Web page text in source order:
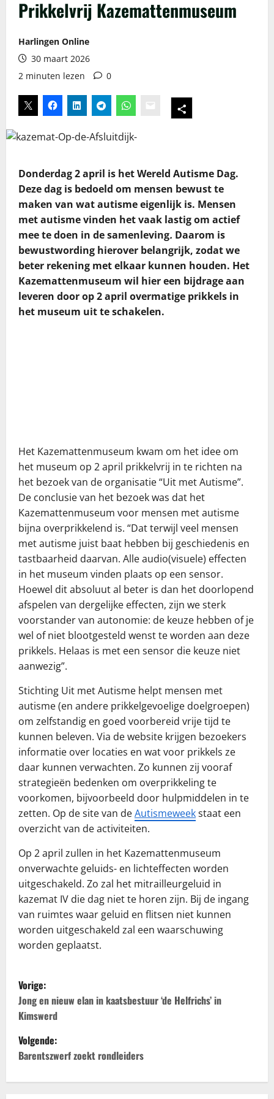
Prikkelvrij Kazemattenmuseum
Harlingen Online
30 maart 2026
2 minuten lezen
0
Donderdag 2 april is het Wereld Autisme Dag.
Deze dag is bedoeld om mensen bewust te
maken van wat autisme eigenlijk is. Mensen
met autisme vinden het vaak lastig om actief
mee te doen in de samenleving. Daarom is
bewustwording hierover belangrijk, zodat we
beter rekening met elkaar kunnen houden. Het
Kazemattenmuseum wil hier een bijdrage aan
leveren door op 2 april overmatige prikkels in
het museum uit te schakelen.
Het Kazemattenmuseum kwam om het idee om
het museum op 2 april prikkelvrij in te richten na
het bezoek van de organisatie “Uit met Autisme”.
De conclusie van het bezoek was dat het
Kazemattenmuseum voor mensen met autisme
bijna overprikkelend is. “Dat terwijl veel mensen
met autisme juist baat hebben bij geschiedenis en
tastbaarheid daarvan. Alle audio(visuele) effecten
in het museum vinden plaats op een sensor.
Hoewel dit absoluut al beter is dan het doorlopend
afspelen van dergelijke effecten, zijn we sterk
voorstander van autonomie: de keuze hebben of je
wel of niet blootgesteld wenst te worden aan deze
prikkels. Helaas is met een sensor die keuze niet
aanwezig”.
Stichting Uit met Autisme helpt mensen met
autisme (en andere prikkelgevoelige doelgroepen)
om zelfstandig en goed voorbereid vrije tijd te
kunnen beleven. Via de website krijgen bezoekers
informatie over locaties en wat voor prikkels ze
daar kunnen verwachten. Zo kunnen zij vooraf
strategieën bedenken om overprikkeling te
voorkomen, bijvoorbeeld door hulpmiddelen in te
zetten. Op de site van deAutismeweekstaat een
overzicht van de activiteiten.
Op 2 april zullen in het Kazemattenmuseum
onverwachte geluids- en lichteffecten worden
uitgeschakeld. Zo zal het mitrailleurgeluid in
kazemat IV die dag niet te horen zijn. Bij de ingang
van ruimtes waar geluid en flitsen niet kunnen
worden uitgeschakeld zal een waarschuwing
worden geplaatst.
B
e
r
i
c
Vorige:
Jong en nieuw elan in kaatsbestuur ‘de Helfrichs’ in
Kimswerd
Volgende:
Barentszwerf zoekt rondleiders